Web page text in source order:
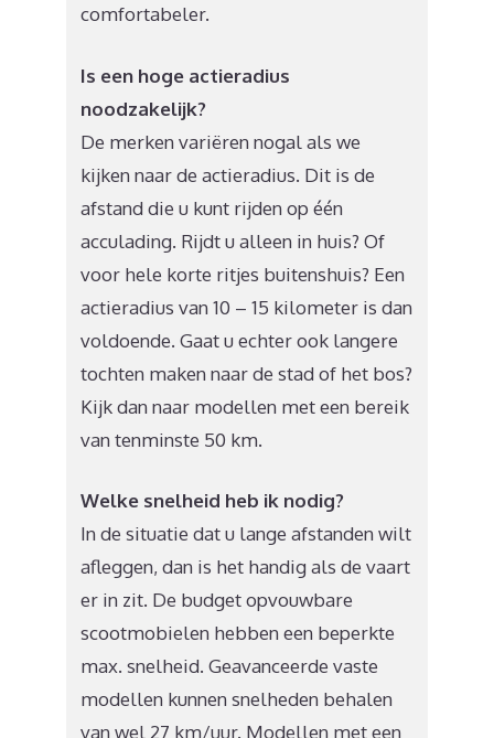
comfortabeler.
Is een hoge actieradius
noodzakelijk?
De merken variëren nogal als we
kijken naar de actieradius. Dit is de
afstand die u kunt rijden op één
acculading. Rijdt u alleen in huis? Of
voor hele korte ritjes buitenshuis? Een
actieradius van 10 – 15 kilometer is dan
voldoende. Gaat u echter ook langere
tochten maken naar de stad of het bos?
Kijk dan naar modellen met een bereik
van tenminste 50 km.
Welke snelheid heb ik nodig?
In de situatie dat u lange afstanden wilt
afleggen, dan is het handig als de vaart
er in zit. De budget opvouwbare
scootmobielen hebben een beperkte
max. snelheid. Geavanceerde vaste
modellen kunnen snelheden behalen
van wel 27 km/uur. Modellen met een